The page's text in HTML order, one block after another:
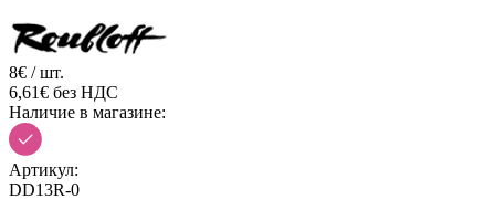
8€ / шт.
6,61€ без НДС
Наличие в магазине:
Артикул:
DD13R-0